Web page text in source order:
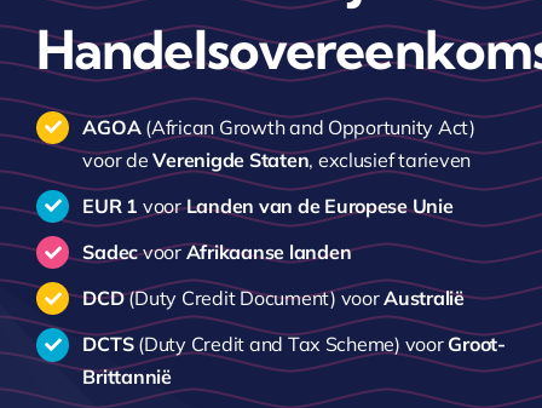
AGOA(African Growth and Opportunity Act)
voor deVerenigde Staten, exclusief tarieven
EUR 1 voorLanden van de Europese Unie
SadecvoorAfrikaanse landen
DCD(Duty Credit Document) voorAustralië
DCTS(Duty Credit and Tax Scheme) voor Groot-
Brittannië